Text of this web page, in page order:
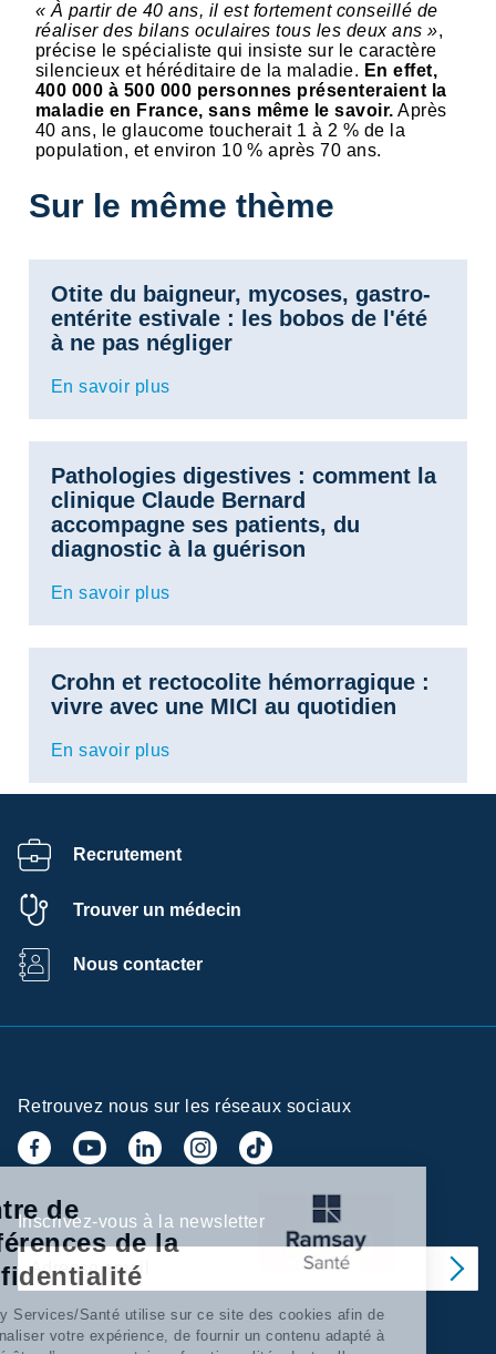
« À partir de 40 ans, il est fortement conseillé de
réaliser des bilans oculaires tous les deux ans »,
précise le spécialiste qui insiste sur le caractère
silencieux et héréditaire de la maladie. En effet,
400 000 à 500 000 personnes présenteraient la
maladie en France, sans même le savoir. Après
40 ans, le glaucome toucherait 1 à 2 % de la
population, et environ 10 % après 70 ans.
Sur le même thème
Otite du baigneur, mycoses, gastro-
entérite estivale : les bobos de l'été
à ne pas négliger
En savoir plus
Pathologies digestives : comment la
clinique Claude Bernard
accompagne ses patients, du
diagnostic à la guérison
En savoir plus
Crohn et rectocolite hémorragique :
vivre avec une MICI au quotidien
En savoir plus
Recrutement
Trouver un médecin
Nous contacter
Retrouvez nous sur les réseaux sociaux
Inscrivez-vous à la newsletter
Centre de
préférences de la
confidentialité
Ramsay Services/Santé utilise sur ce site des cookies afin de
personnaliser votre expérience, de fournir un contenu adapté à